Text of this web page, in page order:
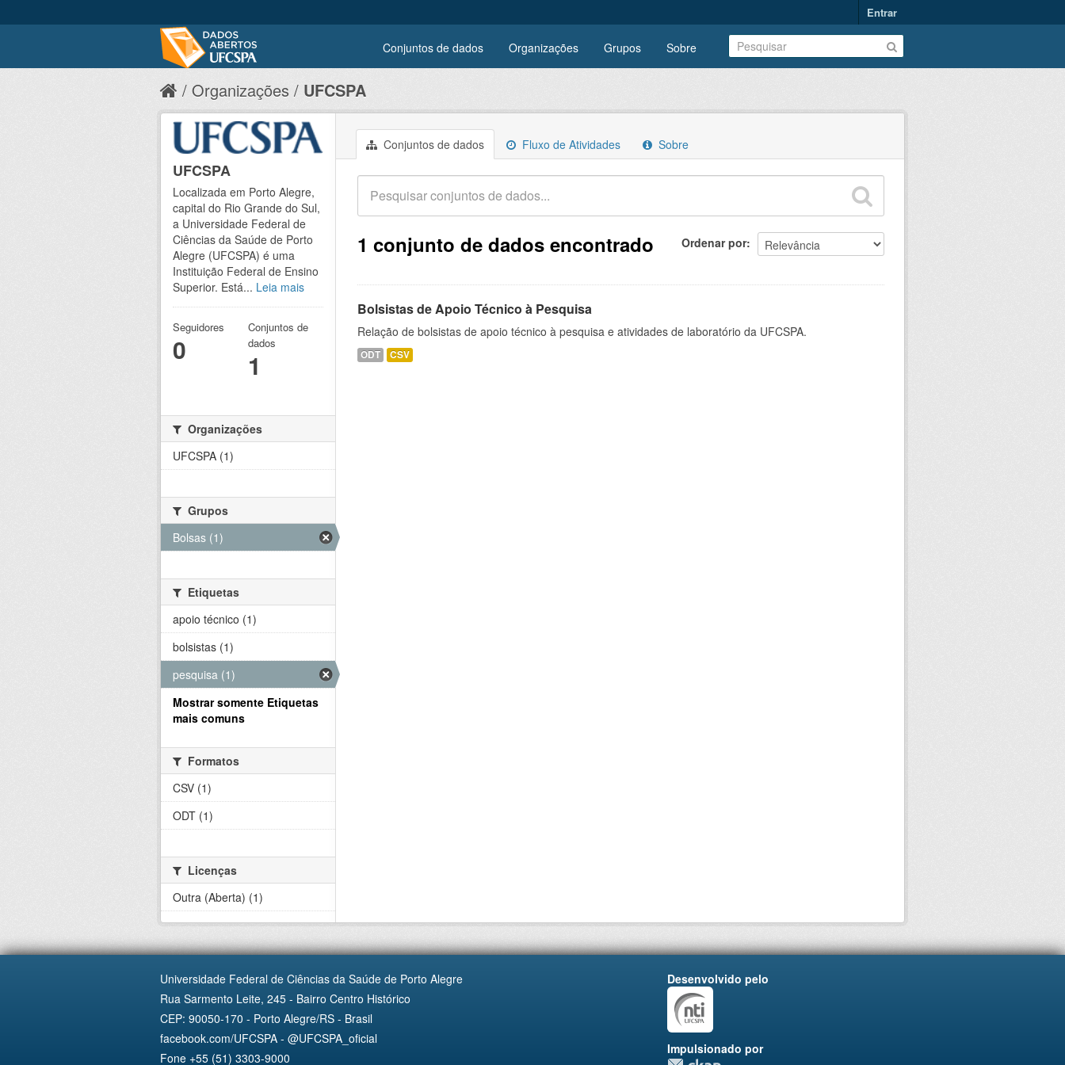
Entrar
Conjuntos de dados Organizações Grupos Sobre
Organizações UFCSPA
Conjuntos de dados Fluxo de Atividades Sobre
Ordenar por
1 conjunto de dados encontrado
Bolsistas de Apoio Técnico à Pesquisa
Relação de bolsistas de apoio técnico à pesquisa e atividades de laboratório da UFCSPA.
ODT CSV
UFCSPA
Localizada em Porto Alegre,
capital do Rio Grande do Sul,
a Universidade Federal de
Ciências da Saúde de Porto
Alegre (UFCSPA) é uma
Instituição Federal de Ensino
Superior. Está... Leia mais
Seguidores
0
Conjuntos de
dados
1
Organizações
UFCSPA (1)
Grupos
Bolsas (1)
Etiquetas
apoio técnico (1)
bolsistas (1)
pesquisa (1)
Mostrar somente Etiquetas
mais comuns
Formatos
CSV (1)
ODT (1)
Licenças
Outra (Aberta) (1)
Universidade Federal de Ciências da Saúde de Porto Alegre
Rua Sarmento Leite, 245 - Bairro Centro Histórico
CEP: 90050-170 - Porto Alegre/RS - Brasil
facebook.com/UFCSPA - @UFCSPA_oficial
Fone +55 (51) 3303-9000
Desenvolvido pelo
Impulsionado por